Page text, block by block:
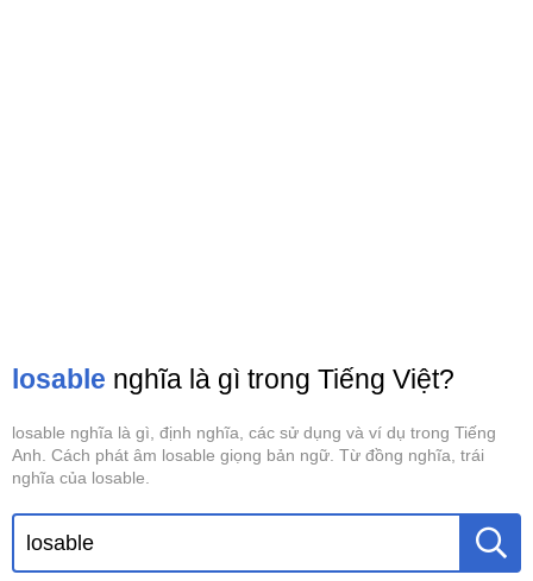
losable nghĩa là gì trong Tiếng Việt?
losable nghĩa là gì, định nghĩa, các sử dụng và ví dụ trong Tiếng
Anh. Cách phát âm losable giọng bản ngữ. Từ đồng nghĩa, trái
nghĩa của losable.